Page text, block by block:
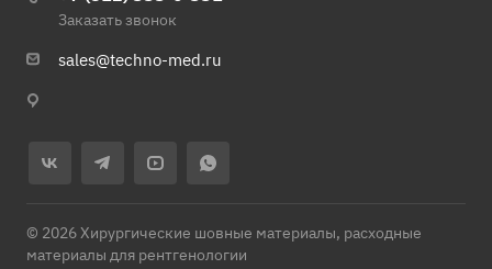
Заказать звонок
sales@techno-med.ru
© 2026 Хирургические шовные материалы, расходные
материалы для рентгенологии